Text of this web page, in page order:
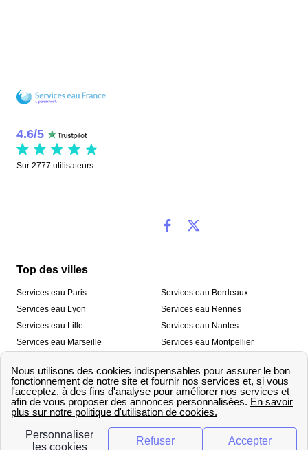
4.6/5
Sur 2777 utilisateurs
Top des villes
Services eau Paris
Services eau Lyon
Services eau Lille
Services eau Marseille
Services eau Toulon
Services eau Bordeaux
Services eau Rennes
Services eau Nantes
Services eau Montpellier
Services eau Strasbourg
Nos outils
🛁 Simulateur consommation eau
💧 Comparer les fournisseurs
d’eau